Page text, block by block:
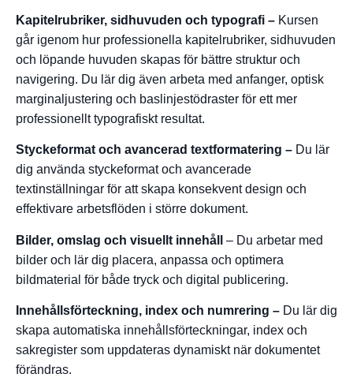
Kapitelrubriker, sidhuvuden och typografi – Kursen
går igenom hur professionella kapitelrubriker, sidhuvuden
och löpande huvuden skapas för bättre struktur och
navigering. Du lär dig även arbeta med anfanger, optisk
marginaljustering och baslinjestödraster för ett mer
professionellt typografiskt resultat.
Styckeformat och avancerad textformatering – Du lär
dig använda styckeformat och avancerade
textinställningar för att skapa konsekvent design och
effektivare arbetsflöden i större dokument.
Bilder, omslag och visuellt innehåll
– Du arbetar med
bilder och lär dig placera, anpassa och optimera
bildmaterial för både tryck och digital publicering.
Innehållsförteckning, index och numrering – Du lär dig
skapa automatiska innehållsförteckningar, index och
sakregister som uppdateras dynamiskt när dokumentet
förändras.